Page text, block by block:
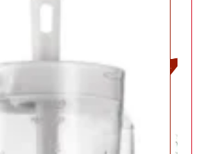
Solde!